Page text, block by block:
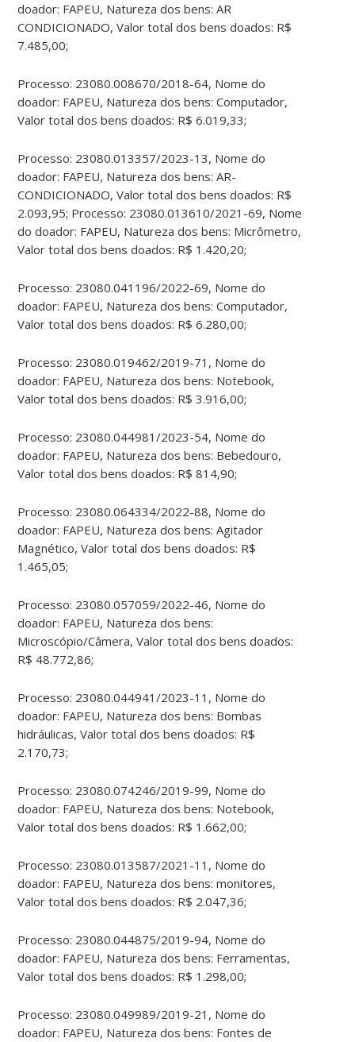
doador: FAPEU, Natureza dos bens: AR
CONDICIONADO, Valor total dos bens doados: R$
7.485,00;
Processo: 23080.008670/2018-64, Nome do
doador: FAPEU, Natureza dos bens: Computador,
Valor total dos bens doados: R$ 6.019,33;
Processo: 23080.013357/2023-13, Nome do
doador: FAPEU, Natureza dos bens: AR-
CONDICIONADO, Valor total dos bens doados: R$
2.093,95; Processo: 23080.013610/2021-69, Nome
do doador: FAPEU, Natureza dos bens: Micrômetro,
Valor total dos bens doados: R$ 1.420,20;
Processo: 23080.041196/2022-69, Nome do
doador: FAPEU, Natureza dos bens: Computador,
Valor total dos bens doados: R$ 6.280,00;
Processo: 23080.019462/2019-71, Nome do
doador: FAPEU, Natureza dos bens: Notebook,
Valor total dos bens doados: R$ 3.916,00;
Processo: 23080.044981/2023-54, Nome do
doador: FAPEU, Natureza dos bens: Bebedouro,
Valor total dos bens doados: R$ 814,90;
Processo: 23080.064334/2022-88, Nome do
doador: FAPEU, Natureza dos bens: Agitador
Magnético, Valor total dos bens doados: R$
1.465,05;
Processo: 23080.057059/2022-46, Nome do
doador: FAPEU, Natureza dos bens:
Microscópio/Câmera, Valor total dos bens doados:
R$ 48.772,86;
Processo: 23080.044941/2023-11, Nome do
doador: FAPEU, Natureza dos bens: Bombas
hidráulicas, Valor total dos bens doados: R$
2.170,73;
Processo: 23080.074246/2019-99, Nome do
doador: FAPEU, Natureza dos bens: Notebook,
Valor total dos bens doados: R$ 1.662,00;
Processo: 23080.013587/2021-11, Nome do
doador: FAPEU, Natureza dos bens: monitores,
Valor total dos bens doados: R$ 2.047,36;
Processo: 23080.044875/2019-94, Nome do
doador: FAPEU, Natureza dos bens: Ferramentas,
Valor total dos bens doados: R$ 1.298,00;
Processo: 23080.049989/2019-21, Nome do
doador: FAPEU, Natureza dos bens: Fontes de